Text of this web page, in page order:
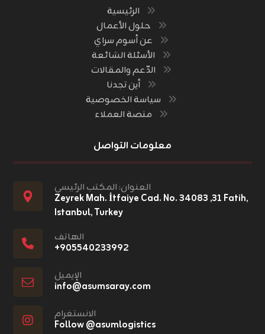
الرئيسية
حلول الأعمال
عن أسوم سراي
الأسئلة الشائعة
الدّعم والمقالات
أين تجدنا
سياسة الخصوصية
منصة العملاء
معلومات التواصل
العنوان: المكتب الرئيسي
Zeyrek Mah. İtfaiye Cad. No. ٣١, ٣٤٠٨٣ Fatih,
Istanbul, Turkey
الهاتف
+٩٠٥٥٤٠٢٣٣٩٩٢
الإيميل
info@asumsaray.com
الانستغرام
Follow @asumlogistics